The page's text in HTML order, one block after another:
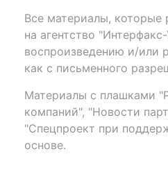
Все материалы, которые
на агентство
воспроизведению и/или
как с письменного
Материалы с плашками
компаний", "Новости
"Спецпроект при
основе.